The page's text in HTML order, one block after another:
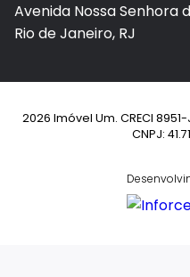
Avenida Nossa Senhora
Rio de Janeiro, RJ
2026 Imóvel Um. CRECI
CNPJ: